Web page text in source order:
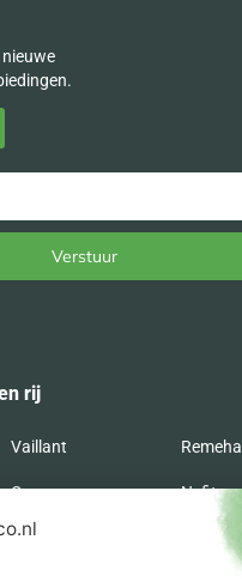
Verstuur
rij
Vaillant Remeha
Orcon Nefit
Inventum Intergas